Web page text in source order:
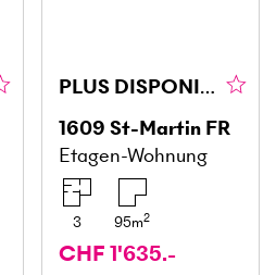
PLUS DISPONIBLE!
1609 St-Martin FR
Etagen-Wohnung
3 95m2
CHF 1'635.-